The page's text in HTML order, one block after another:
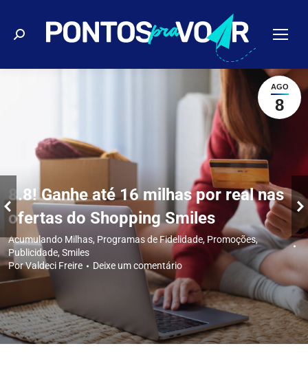
Buscar
AGO
8
8.8! Ganhe até 16 milhas por real nas
ofertas do Shopping Smiles
Acumulando Milhas, Programas de Fidelidade, Promoções,
Publicidade, Smiles
PorValdeci Freire Deixe um comentário